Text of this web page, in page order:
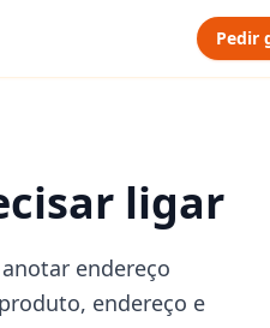
Pedir
ligar
endereço
endereço e